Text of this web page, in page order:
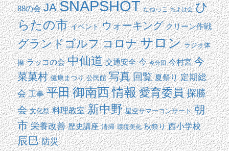
88の会 JA SNAPSHOT たねっこ ちよは会 ひ
らたの市 イベント ウォーキング クリーン作戦
グランドゴルフ コロナ サロン ラジオ体
操 ラッコの会 中仙道 交通安全 今 今分団 今村宮 今
菜菓村 健康まつり 公民館 写真 回覧 夏祭り 定期総
会 工事 平田御南西情報 愛育委員 探勝
会 文化祭 料理教室 新中野 星空サマーコンサート 朝
市 栄養改善 歴史講座 清掃 環境美化 秋祭り 西小学校
辰巳 防災